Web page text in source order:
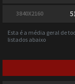
3840X2160
Esta é a média geral de
listados abaixo